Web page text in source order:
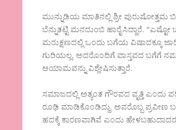
ಮುನ್ನುಡಿಯ ಮಾತಿನಲ್ಲಿ ಶ್ರೀ
ಬೆನ್ನುತಟ್ಟಿ ಮನದುಂಬಿ ಹಾರೈಸಿದ್ದಾರೆ. “ಎಷ್ಟೋ
ಮರುಕ್ಷಣದಲ್ಲಿ ಒಂದು ಬಗೆಯ ವಿಷಾದಕ್ಕೂ
ಗುರಿಯಲ್ಲ.‌ ಅದರೊಂದಿಗೆ ವಾಸ್ತವದ ಬಗೆಗೆ
ಆಯಾಮವನ್ನು ವಿಶ್ಲೇಷಿಸುತ್ತಾರೆ.
ಸಮಾಜದಲ್ಲಿ ಅತ್ಯಂತ ಗೌರವದ ವೃತ್ತಿ ಎಂದು
ರೂಢಿ ಮಾಡಿಕೊಂಡಿದ್ದು, ಅವರೊಬ್ಬ ಪ್ರವೀಣ
ಹದಕ್ಕೆ ಕಾರಣವಾಗಿವೆ ಎಂದು